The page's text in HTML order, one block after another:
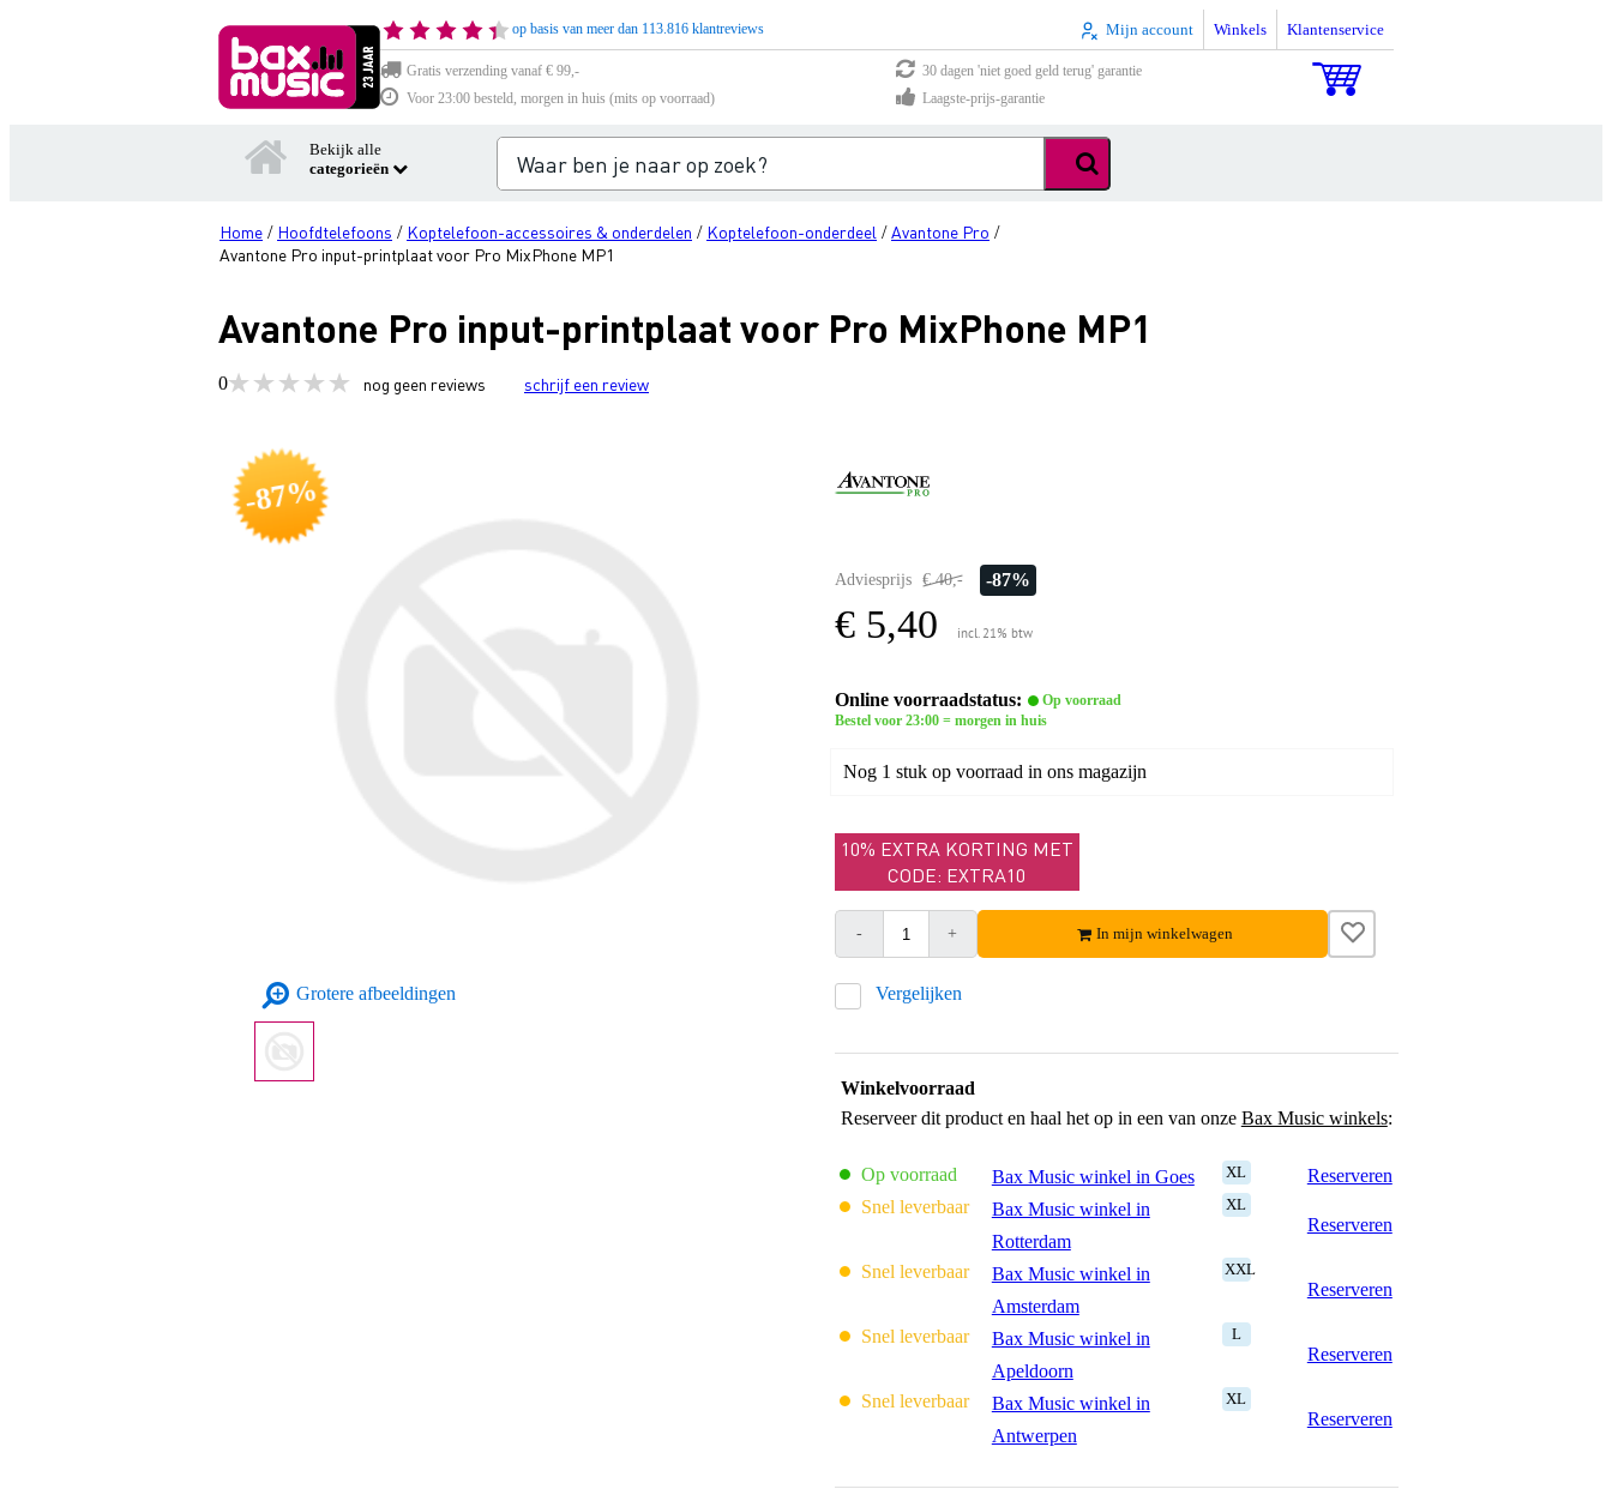
op basis van meer dan 113.816 klantreviews Mijn account Winkels Klantenservice
Gratis verzending vanaf € 99,-
30 dagen 'niet goed geld terug' garantie
Voor 23:00 besteld, morgen in huis (mits op voorraad)
Laagste-prijs-garantie
Bekijk alle
categorieën
Home / Hoofdtelefoons / Koptelefoon-accessoires & onderdelen / Koptelefoon-onderdeel /Avantone Pro /
Avantone Pro input-printplaat voor Pro MixPhone MP1
Avantone Pro input-printplaat voor Pro MixPhone MP1
0 nog geen reviews schrijf een review
-87%
Grotere afbeeldingen
Adviesprijs € 40,- -87%
€ 5,40 incl. 21% btw
Online voorraadstatus:
Op voorraad
Bestel voor 23:00 = morgen in huis
Nog 1 stuk op voorraad in ons magazijn
10% EXTRA KORTING MET
CODE: EXTRA10
- + In mijn winkelwagen
Vergelijken
Winkelvoorraad
Reserveer dit product en haal het op in een van onze Bax Music winkels:
Op voorraad Bax Music winkel in Goes XL
Reserveren
Snel leverbaar
Bax Music winkel in
Rotterdam
XL
Reserveren
Snel leverbaar
Bax Music winkel in
Amsterdam
XXL
Reserveren
Snel leverbaar
Bax Music winkel in
Apeldoorn
L
Reserveren
Snel leverbaar
Bax Music winkel in
Antwerpen
XL
Reserveren